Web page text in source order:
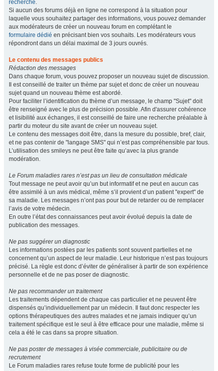
recherche.
Si aucun des forums déjà en ligne ne correspond à la situation pour
laquelle vous souhaitez partager des informations, vous pouvez demander
aux modérateurs de créer un nouveau forum en complétant le
formulaire dédié en précisant bien vos souhaits. Les modérateurs vous
répondront dans un délai maximal de 3 jours ouvrés.
Le contenu des messages publics
Rédaction des messages
Dans chaque forum, vous pouvez proposer un nouveau sujet de discussion.
Il est conseillé de traiter un thème par sujet et donc de créer un nouveau
sujet quand un nouveau thème est abordé.
Pour faciliter l’identification du thème d’un message, le champ "Sujet" doit
être renseigné avec le plus de précision possible. Afin d'assurer cohérence
et lisibilité aux échanges, il est conseillé de faire une recherche préalable à
partir du moteur du site avant de créer un nouveau sujet.
Le contenu des messages doit être, dans la mesure du possible, bref, clair,
et ne pas contenir de "langage SMS" qui n’est pas compréhensible par tous.
L’utilisation des smileys ne peut être faite qu’avec la plus grande
modération.
Le Forum maladies rares n’est pas un lieu de consultation médicale
Tout message ne peut avoir qu’un but informatif et ne peut en aucun cas
être assimilé à un avis médical, même s’il provient d’un patient "expert" de
sa maladie. Les messages n’ont pas pour but de retarder ou de remplacer
l’avis de votre médecin.
En outre l’état des connaissances peut avoir évolué depuis la date de
publication des messages.
Ne pas suggérer un diagnostic
Les informations postées par les patients sont souvent partielles et ne
concernent qu’un aspect de leur maladie. Leur historique n’est pas toujours
précisé. La règle est donc d’éviter de généraliser à partir de son expérience
personnelle et de ne pas poser de diagnostic.
Ne pas recommander un traitement
Les traitements dépendent de chaque cas particulier et ne peuvent être
dispensés qu’individuellement par un médecin. Il faut donc respecter les
options thérapeutiques des autres malades et ne jamais indiquer qu’un
traitement spécifique est le seul à être efficace pour une maladie, même si
cela a été le cas dans sa propre situation.
Ne pas poster de messages à visée commerciale, publicitaire ou de
recrutement
Le Forum maladies rares refuse toute forme de publicité pour les